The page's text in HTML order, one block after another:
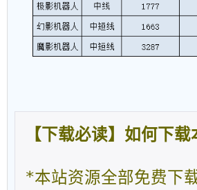
【下载必读】如何下载
*本站资源全部免费下